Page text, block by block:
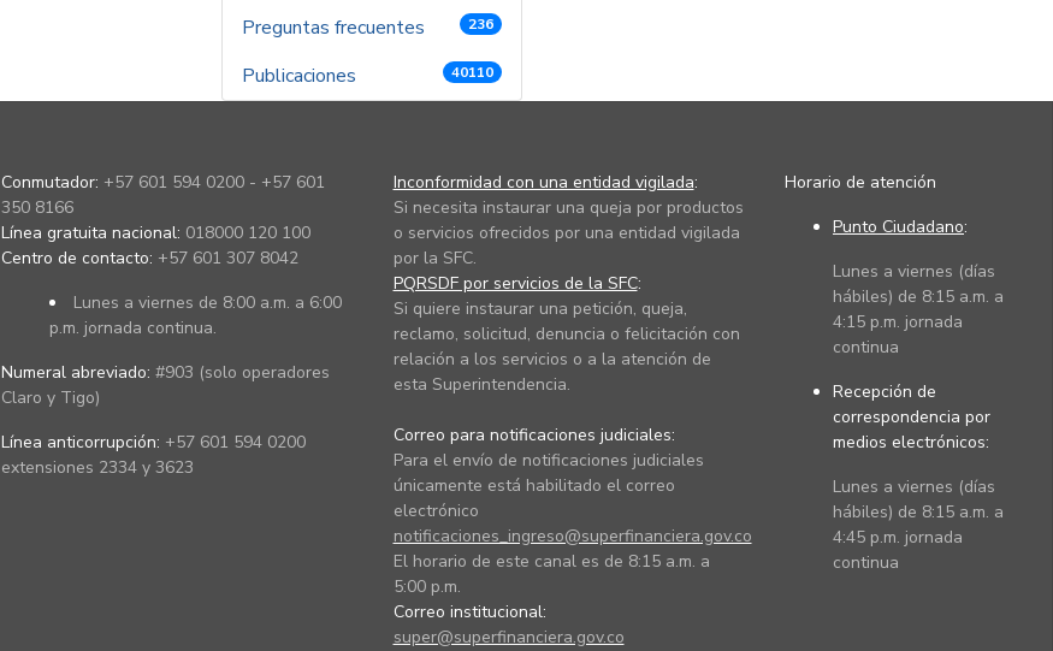
Preguntas frecuentes 236
Publicaciones 40110
Conmutador: +57 601 594 0200 - +57 601
350 8166
Línea gratuita nacional: 018000 120 100
Centro de contacto: +57 601 307 8042
Lunes a viernes de 8:00 a.m. a 6:00
p.m. jornada continua.
Numeral abreviado: #903 (solo operadores
Claro y Tigo)
Línea anticorrupción: +57 601 594 0200
extensiones 2334 y 3623
Inconformidad con una entidad vigilada:
Si necesita instaurar una queja por productos
o servicios ofrecidos por una entidad vigilada
por la SFC.
PQRSDF por servicios de la SFC:
Si quiere instaurar una petición, queja,
reclamo, solicitud, denuncia o felicitación con
relación a los servicios o a la atención de
esta Superintendencia.
Correo para notificaciones judiciales:
Para el envío de notificaciones judiciales
únicamente está habilitado el correo
electrónico
notificaciones_ingreso@superfinanciera.gov.co
El horario de este canal es de 8:15 a.m. a
5:00 p.m.
Correo institucional:
super@superfinanciera.gov.co
Horario de atención
Punto Ciudadano:
Lunes a viernes (días
hábiles) de 8:15 a.m. a
4:15 p.m. jornada
continua
Recepción de
correspondencia por
medios electrónicos:
Lunes a viernes (días
hábiles) de 8:15 a.m. a
4:45 p.m. jornada
continua